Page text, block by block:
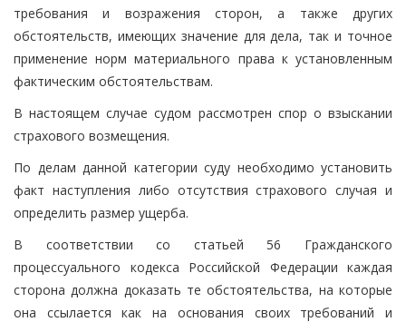
требования и возражения сторон, а также других
обстоятельств, имеющих значение для дела, так и точное
применение норм материального права к установленным
фактическим обстоятельствам.
В настоящем случае судом рассмотрен спор о взыскании
страхового возмещения.
По делам данной категории суду необходимо установить
факт наступления либо отсутствия страхового случая и
определить размер ущерба.
В соответствии со статьей 56 Гражданского
процессуального кодекса Российской Федерации каждая
сторона должна доказать те обстоятельства, на которые
она ссылается как на основания своих требований и